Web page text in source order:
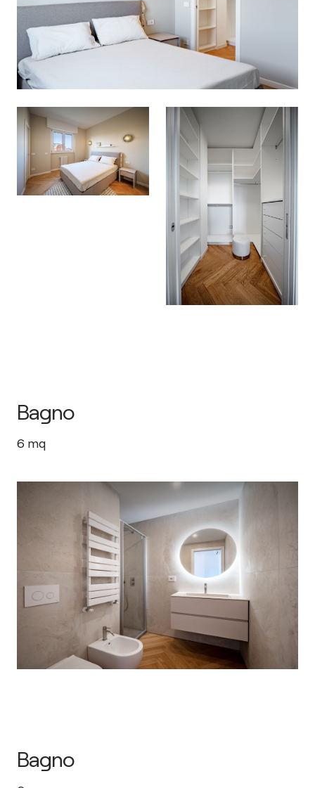
Bagno
6 mq
Bagno